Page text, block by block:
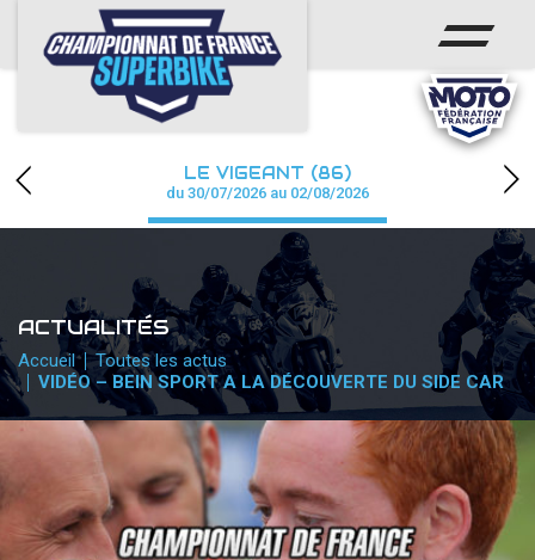
ACCUEIL
CHAMPIONNAT
CALENDRIER
PHOTOS / WEB TV
PARTENAIRES
PRESSE
PRESSE
accéder à la billetterie
LE VIGEANT (86)
du 30/07/2026 au 02/08/2026
ACTUALITÉS
Accueil
Toutes les actus
VIDÉO – BEIN SPORT A LA DÉCOUVERTE DU SIDE CAR